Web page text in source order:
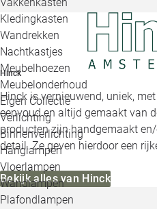
Kledingkasten
Wandrekken
Nachtkastjes
Meubelhoezen
Meubelonderhoud
Eigen Collectie
Verlichting
Binnenverlichting
Hanglampen
Vloerlampen
Wandlampen
Plafondlampen
Hinck
Hinck is vernieuwend, uniek,
eenvoud en altijd gemaakt van
producten zijn handgemaakt
detail. Ze geven hierdoor een
Bekijk alles van Hinck